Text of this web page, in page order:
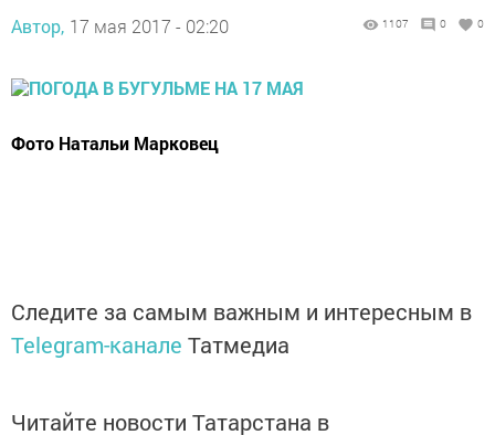
Автор, 17 мая 2017 - 02:20 1107 0 0
Фото Натальи Марковец
Следите за самым важным и интересным в
Telegram-канале Татмедиа
Читайте новости Татарстана в